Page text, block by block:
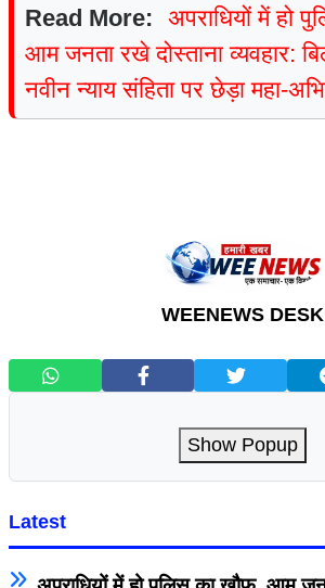
Read More: अपराधियों में हो
आम जनता रखे दोस्ताना व्यवहार:
नवीन न्याय संहिता पर छेड़ा महा-
WEENEWS DESK
Show Popup
Latest